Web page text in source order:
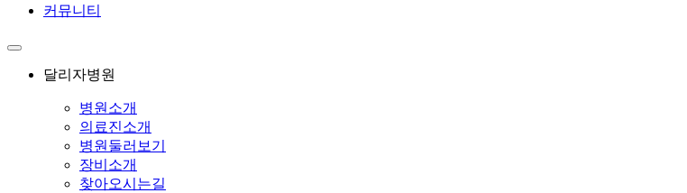
커뮤니티
달리자병원
병원소개
의료진소개
병원둘러보기
장비소개
찾아오시는길